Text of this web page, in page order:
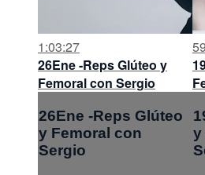
1:03:27
26Ene -Reps Glúteo y
Femoral con Sergio
26Ene -Reps Glúteo
y Femoral con
Sergio
y